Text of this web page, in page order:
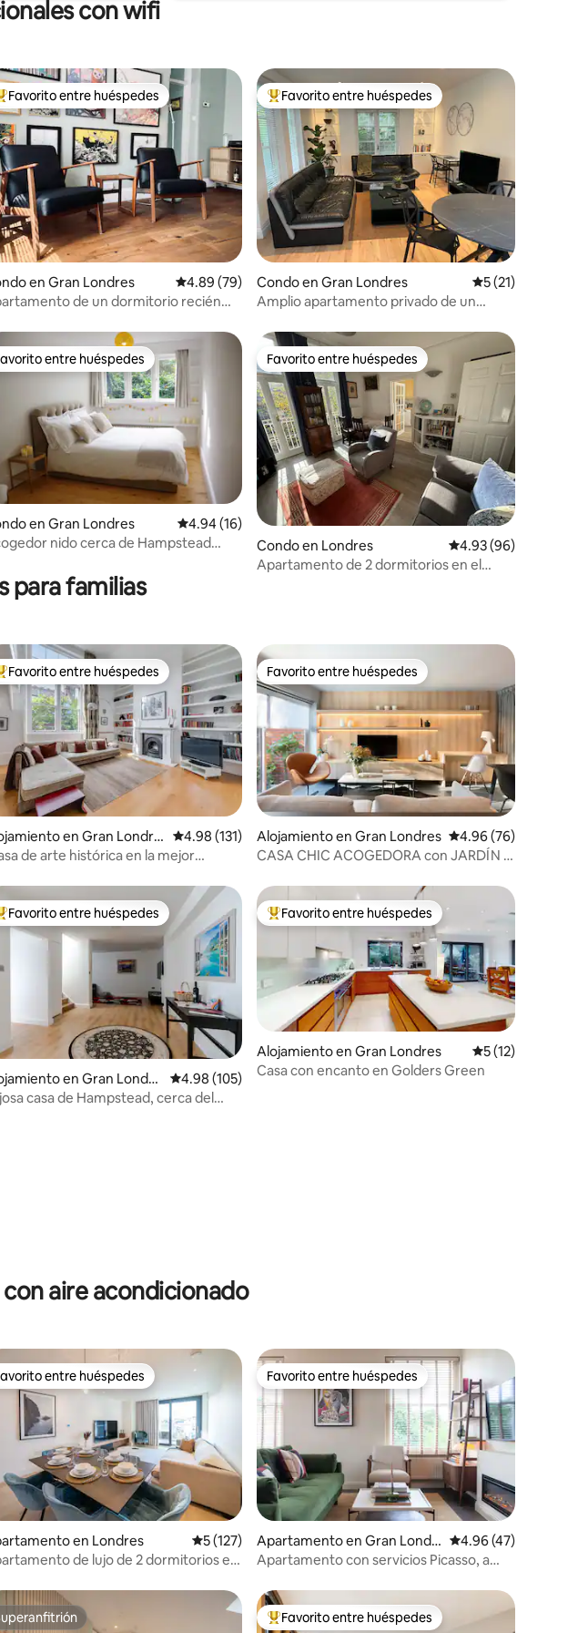
con wifi
4.99 de 5, 69 reseñas
entre huéspedes preferido
Favorito entre huéspedes
en Gran Londres Calificación promedio: 4.89 de 5, 79 reseñas
4.89 (79)
de un dormitorio recién
Favorito entre huéspedes preferido
Favorito entre huéspedes
Condo en Gran Londres Calificación
5 (21)
Amplio apartamento privado de un
4.84 de 5, 238 reseñas
entre huéspedes
entre huéspedes
en Gran Londres Calificación promedio: 4.94 de 5, 16 reseñas
4.94 (16)
nido cerca de Hampstead
Favorito entre huéspedes
Favorito entre huéspedes
Condo en Londres Calificación
4.93 (96)
Apartamento de 2 dormitorios en el
para familias
promedio: 5 de 5, 6 reseñas
entre huéspedes preferido
Favorito entre huéspedes
en Gran Londre
Calificación promedio: 4.98 de 5, 131 reseñas
4.98 (131)
de arte histórica en la mejor
Favorito entre huéspedes
Favorito entre huéspedes
Alojamiento en Gran Londres Calificación
4.96 (76)
CASA CHIC ACOGEDORA con JARDÍN -
4.89 de 5, 118 reseñas
entre huéspedes preferido
Favorito entre huéspedes
en Gran Londre
Calificación promedio: 4.98 de 5, 105 reseñas
4.98 (105)
casa de Hampstead, cerca del
Favorito entre huéspedes preferido
Favorito entre huéspedes
Alojamiento en Gran Londres Calificación
5 (12)
Casa con encanto en Golders Green
aire acondicionado
4.79 de 5, 47 reseñas
entre huéspedes
entre huéspedes
en Londres Calificación promedio: 5 de 5, 127 reseñas
5 (127)
de lujo de 2 dormitorios en
Favorito entre huéspedes
Favorito entre huéspedes
Apartamento en Gran Londr
es
Calificación
4.96 (47)
Apartamento con servicios Picasso, a
Favorito entre huéspedes preferido
Favorito entre huéspedes